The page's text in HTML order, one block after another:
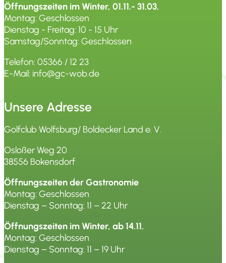
Öffnungszeiten im Winter, 01.11.- 31.03.
Montag: Geschlossen
Dienstag - Freitag: 10 - 15 Uhr
Samstag/Sonntag: Geschlossen
Telefon: 05366 / 12 23
E-Mail: info@gc-wob.de
Unsere Adresse
Golfclub Wolfsburg/ Boldecker Land e. V.
Osloßer Weg 20
38556 Bokensdorf
Öffnungszeiten der Gastronomie
Montag: Geschlossen
Dienstag – Sonntag: 11 – 22 Uhr
Öffnungszeiten im Winter, ab 14.11.
Montag: Geschlossen
Dienstag – Sonntag: 11 – 19 Uhr